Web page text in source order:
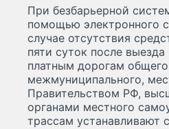
При безбарьерной
помощью электронного
случае отсутствия
пяти суток после
платным дорогам
межмуниципального,
Правительством РФ,
органами местного
трассам устанавливают